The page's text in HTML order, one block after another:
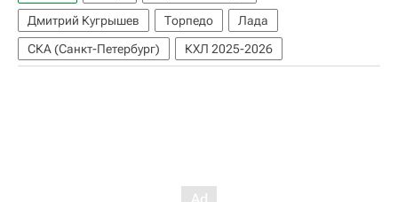
Дмитрий Кугрышев
Торпедо
Лада
СКА (Санкт-Петербург)
КХЛ 2025-2026